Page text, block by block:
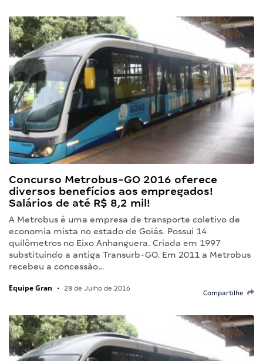
Concurso Metrobus-GO 2016 oferece
diversos benefícios aos empregados!
Salários de até R$ 8,2 mil!
A Metrobus é uma empresa de transporte coletivo de
economia mista no estado de Goiás. Possui 14
quilômetros no Eixo Anhanguera. Criada em 1997
substituindo a antiga Transurb-GO. Em 2011 a Metrobus
recebeu a concessão…
Equipe Gran • 28 de Julho de 2016
Compartilhe